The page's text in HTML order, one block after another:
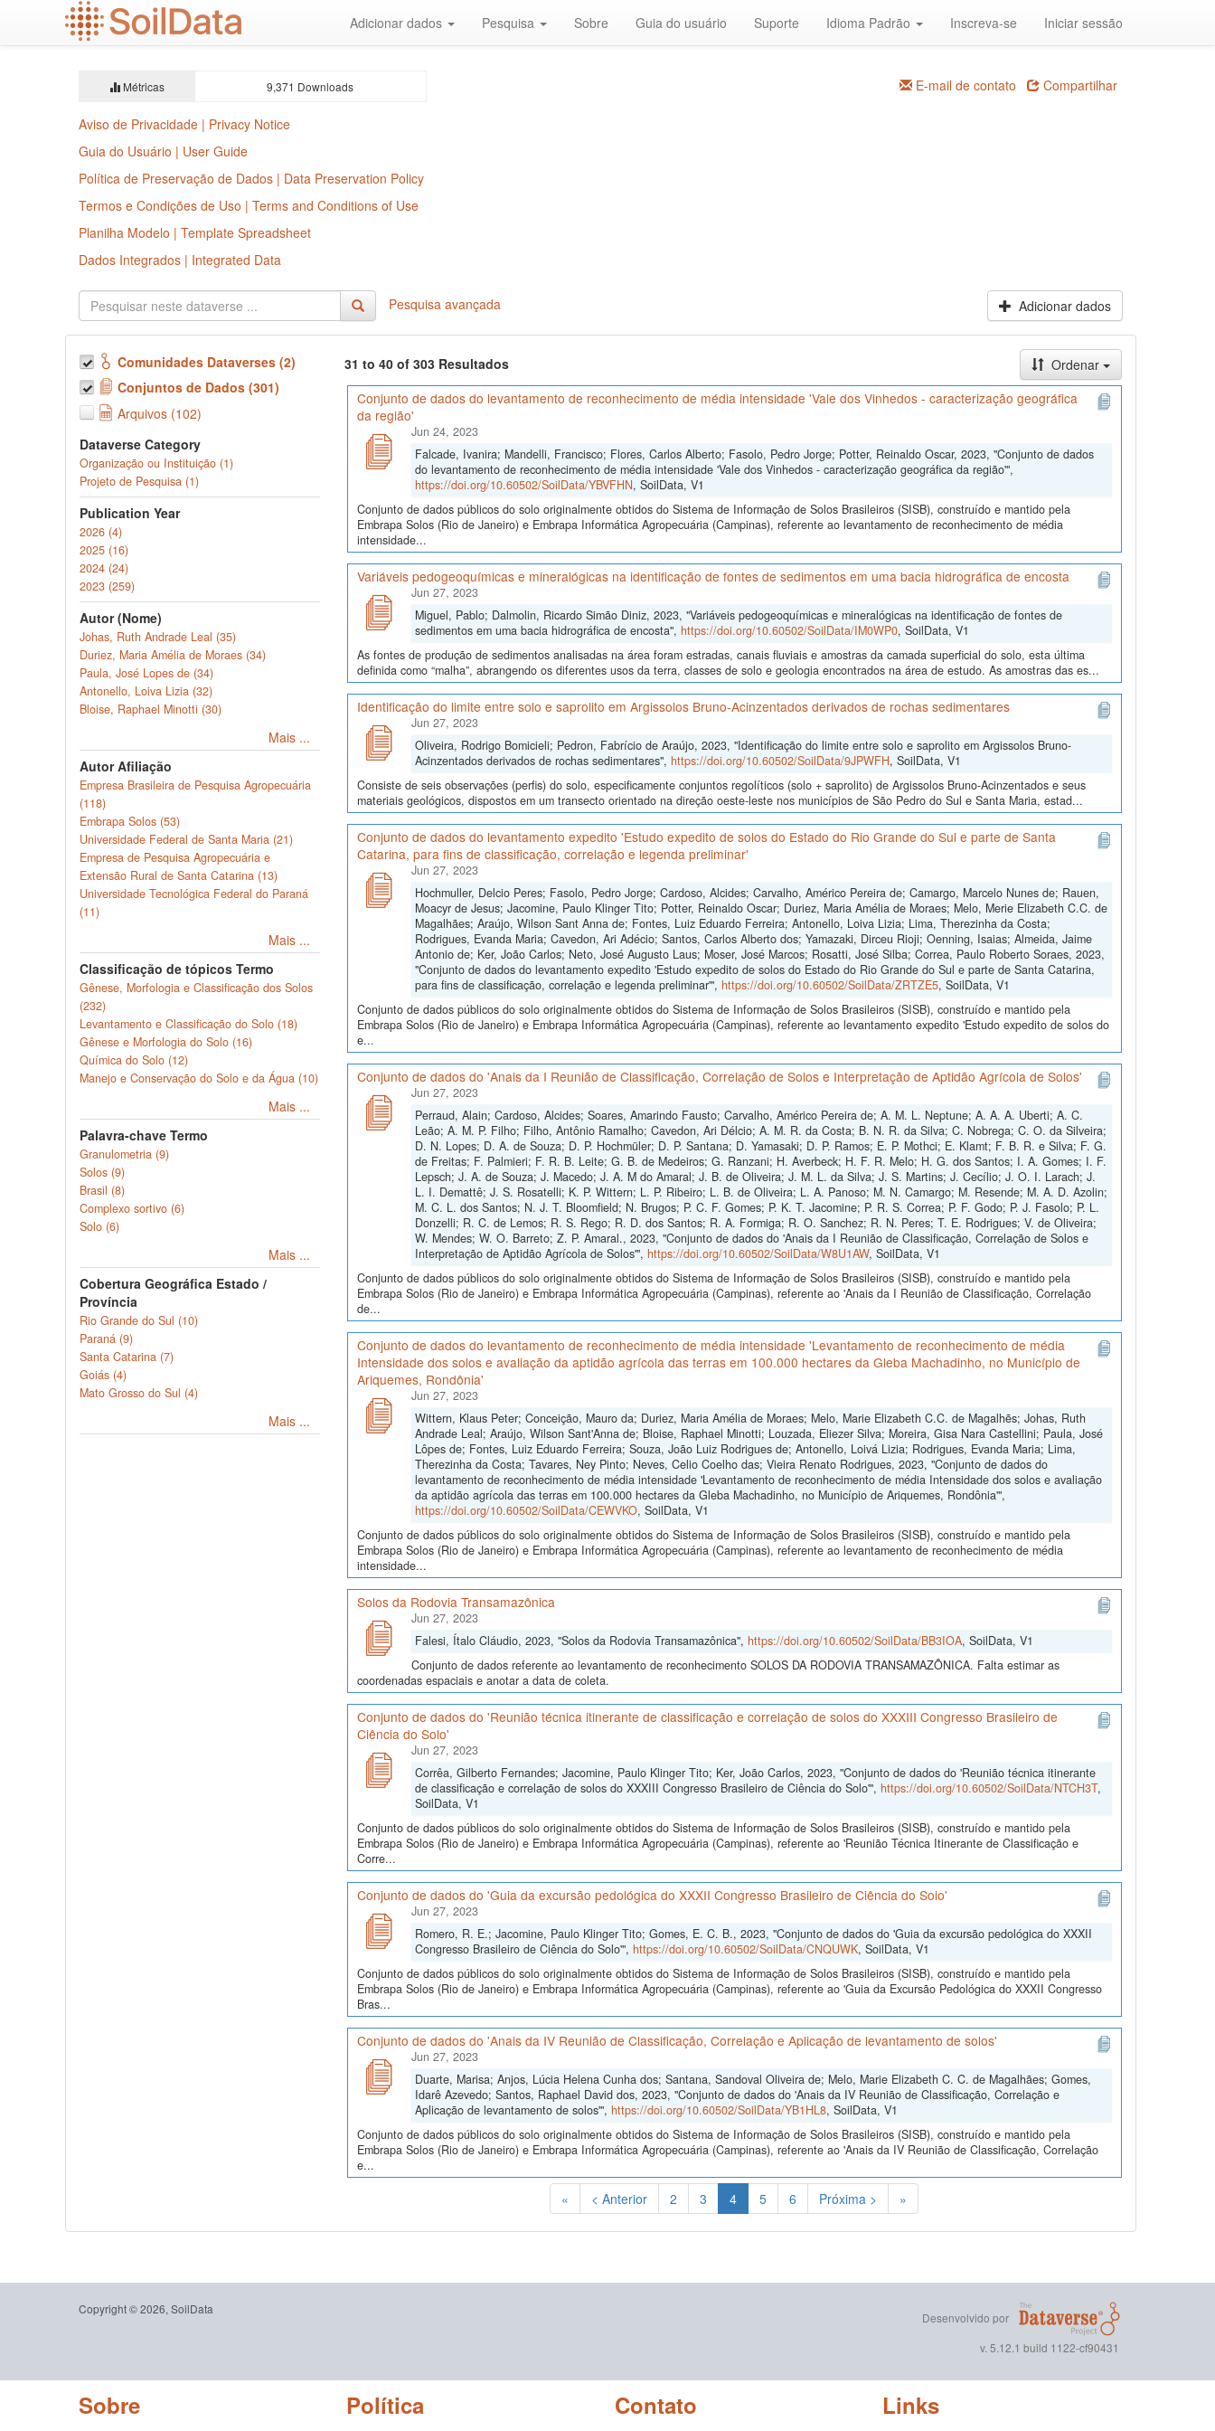
Adicionar dados Pesquisa Sobre Guia do usuário Suporte Idioma Padrão Inscreva-se Iniciar sessão
Métricas 9,371 Downloads E-mail de contato Compartilhar
Aviso de Privacidade | Privacy Notice
Guia do Usuário | User Guide
Política de Preservação de Dados | Data Preservation Policy
Termos e Condições de Uso | Terms and Conditions of Use
Planilha Modelo | Template Spreadsheet
Dados Integrados | Integrated Data
Pesquisa avançada Adicionar dados
Comunidades Dataverses (2)
Conjuntos de Dados (301)
Arquivos (102)
Dataverse Category
Organização ou Instituição (1)
Projeto de Pesquisa (1)
Publication Year
2026 (4)
2025 (16)
2024 (24)
2023 (259)
Autor (Nome)
Johas, Ruth Andrade Leal (35)
Duriez, Maria Amélia de Moraes (34)
Paula, José Lopes de (34)
Antonello, Loiva Lizia (32)
Bloise, Raphael Minotti (30)
Mais ...
Autor Afiliação
Empresa Brasileira de Pesquisa Agropecuária
(118)
Embrapa Solos (53)
Universidade Federal de Santa Maria (21)
Empresa de Pesquisa Agropecuária e
Extensão Rural de Santa Catarina (13)
Universidade Tecnológica Federal do Paraná
(11)
Mais ...
Classificação de tópicos Termo
Gênese, Morfologia e Classificação dos Solos
(232)
Levantamento e Classificação do Solo (18)
Gênese e Morfologia do Solo (16)
Química do Solo (12)
Manejo e Conservação do Solo e da Água (10)
Mais ...
Palavra-chave Termo
Granulometria (9)
Solos (9)
Brasil (8)
Complexo sortivo (6)
Solo (6)
Mais ...
Cobertura Geográfica Estado /
Província
Rio Grande do Sul (10)
Paraná (9)
Santa Catarina (7)
Goiás (4)
Mato Grosso do Sul (4)
Mais ...
31 to 40 of 303 Resultados
Ordenar
Conjunto de dados do levantamento de reconhecimento de média intensidade 'Vale dos Vinhedos - caracterização geográfica
da região'
Jun 24, 2023
Falcade, Ivanira; Mandelli, Francisco; Flores, Carlos Alberto; Fasolo, Pedro Jorge; Potter, Reinaldo Oscar, 2023, "Conjunto de dados
do levantamento de reconhecimento de média intensidade 'Vale dos Vinhedos - caracterização geográfica da região'",
https://doi.org/10.60502/SoilData/YBVFHN, SoilData, V1
Conjunto de dados públicos do solo originalmente obtidos do Sistema de Informação de Solos Brasileiros (SISB), construído e mantido pela
Embrapa Solos (Rio de Janeiro) e Embrapa Informática Agropecuária (Campinas), referente ao levantamento de reconhecimento de média
intensidade...
Variáveis pedogeoquímicas e mineralógicas na identificação de fontes de sedimentos em uma bacia hidrográfica de encosta
Jun 27, 2023
Miguel, Pablo; Dalmolin, Ricardo Simão Diniz, 2023, "Variáveis pedogeoquímicas e mineralógicas na identificação de fontes de
sedimentos em uma bacia hidrográfica de encosta", https://doi.org/10.60502/SoilData/IM0WP0, SoilData, V1
As fontes de produção de sedimentos analisadas na área foram estradas, canais fluviais e amostras da camada superficial do solo, esta última
definida como “malha”, abrangendo os diferentes usos da terra, classes de solo e geologia encontrados na área de estudo. As amostras das es...
Identificação do limite entre solo e saprolito em Argissolos Bruno-Acinzentados derivados de rochas sedimentares
Jun 27, 2023
Oliveira, Rodrigo Bomicieli; Pedron, Fabrício de Araújo, 2023, "Identificação do limite entre solo e saprolito em Argissolos Bruno-
Acinzentados derivados de rochas sedimentares", https://doi.org/10.60502/SoilData/9JPWFH, SoilData, V1
Consiste de seis observações (perfis) do solo, especificamente conjuntos regolíticos (solo + saprolito) de Argissolos Bruno-Acinzentados e seus
materiais geológicos, dispostos em um transecto orientado na direção oeste-leste nos municípios de São Pedro do Sul e Santa Maria, estad...
Conjunto de dados do levantamento expedito 'Estudo expedito de solos do Estado do Rio Grande do Sul e parte de Santa
Catarina, para fins de classificação, correlação e legenda preliminar'
Jun 27, 2023
Hochmuller, Delcio Peres; Fasolo, Pedro Jorge; Cardoso, Alcides; Carvalho, Américo Pereira de; Camargo, Marcelo Nunes de; Rauen,
Moacyr de Jesus; Jacomine, Paulo Klinger Tito; Potter, Reinaldo Oscar; Duriez, Maria Amélia de Moraes; Melo, Merie Elizabeth C.C. de
Magalhães; Araújo, Wilson Sant Anna de; Fontes, Luiz Eduardo Ferreira; Antonello, Loiva Lizia; Lima, Therezinha da Costa;
Rodrigues, Evanda Maria; Cavedon, Ari Adécio; Santos, Carlos Alberto dos; Yamazaki, Dirceu Rioji; Oenning, Isaias; Almeida, Jaime
Antonio de; Ker, João Carlos; Neto, José Augusto Laus; Moser, José Marcos; Rosatti, José Silba; Correa, Paulo Roberto Soraes, 2023,
"Conjunto de dados do levantamento expedito 'Estudo expedito de solos do Estado do Rio Grande do Sul e parte de Santa Catarina,
para fins de classificação, correlação e legenda preliminar'", https://doi.org/10.60502/SoilData/ZRTZE5, SoilData, V1
Conjunto de dados públicos do solo originalmente obtidos do Sistema de Informação de Solos Brasileiros (SISB), construído e mantido pela
Embrapa Solos (Rio de Janeiro) e Embrapa Informática Agropecuária (Campinas), referente ao levantamento expedito 'Estudo expedito de solos do
e...
Conjunto de dados do 'Anais da I Reunião de Classificação, Correlação de Solos e Interpretação de Aptidão Agrícola de Solos'
Jun 27, 2023
Perraud, Alain; Cardoso, Alcides; Soares, Amarindo Fausto; Carvalho, Américo Pereira de; A. M. L. Neptune; A. A. A. Uberti; A. C.
Leão; A. M. P. Filho; Filho, Antônio Ramalho; Cavedon, Ari Délcio; A. M. R. da Costa; B. N. R. da Silva; C. Nobrega; C. O. da Silveira;
D. N. Lopes; D. A. de Souza; D. P. Hochmüler; D. P. Santana; D. Yamasaki; D. P. Ramos; E. P. Mothci; E. Klamt; F. B. R. e Silva; F. G.
de Freitas; F. Palmieri; F. R. B. Leite; G. B. de Medeiros; G. Ranzani; H. Averbeck; H. F. R. Melo; H. G. dos Santos; I. A. Gomes; I. F.
Lepsch; J. A. de Souza; J. Macedo; J. A. M do Amaral; J. B. de Oliveira; J. M. L. da Silva; J. S. Martins; J. Cecílio; J. O. I. Larach; J.
L. I. Demattê; J. S. Rosatelli; K. P. Wittern; L. P. Ribeiro; L. B. de Oliveira; L. A. Panoso; M. N. Camargo; M. Resende; M. A. D. Azolin;
M. C. L. dos Santos; N. J. T. Bloomfield; N. Brugos; P. C. F. Gomes; P. K. T. Jacomine; P. R. S. Correa; P. F. Godo; P. J. Fasolo; P. L.
Donzelli; R. C. de Lemos; R. S. Rego; R. D. dos Santos; R. A. Formiga; R. O. Sanchez; R. N. Peres; T. E. Rodrigues; V. de Oliveira;
W. Mendes; W. O. Barreto; Z. P. Amaral., 2023, "Conjunto de dados do 'Anais da I Reunião de Classificação, Correlação de Solos e
Interpretação de Aptidão Agrícola de Solos'", https://doi.org/10.60502/SoilData/W8U1AW, SoilData, V1
Conjunto de dados públicos do solo originalmente obtidos do Sistema de Informação de Solos Brasileiros (SISB), construído e mantido pela
Embrapa Solos (Rio de Janeiro) e Embrapa Informática Agropecuária (Campinas), referente ao 'Anais da I Reunião de Classificação, Correlação
de...
Conjunto de dados do levantamento de reconhecimento de média intensidade 'Levantamento de reconhecimento de média
Intensidade dos solos e avaliação da aptidão agrícola das terras em 100.000 hectares da Gleba Machadinho, no Município de
Ariquemes, Rondônia'
Jun 27, 2023
Wittern, Klaus Peter; Conceição, Mauro da; Duriez, Maria Amélia de Moraes; Melo, Marie Elizabeth C.C. de Magalhẽs; Johas, Ruth
Andrade Leal; Araújo, Wilson Sant'Anna de; Bloise, Raphael Minotti; Louzada, Eliezer Silva; Moreira, Gisa Nara Castellini; Paula, José
Lôpes de; Fontes, Luiz Eduardo Ferreira; Souza, João Luiz Rodrigues de; Antonello, Loivá Lizia; Rodrigues, Evanda Maria; Lima,
Therezinha da Costa; Tavares, Ney Pinto; Neves, Celio Coelho das; Vieira Renato Rodrigues, 2023, "Conjunto de dados do
levantamento de reconhecimento de média intensidade 'Levantamento de reconhecimento de média Intensidade dos solos e avaliação
da aptidão agrícola das terras em 100.000 hectares da Gleba Machadinho, no Município de Ariquemes, Rondônia'",
https://doi.org/10.60502/SoilData/CEWVKO, SoilData, V1
Conjunto de dados públicos do solo originalmente obtidos do Sistema de Informação de Solos Brasileiros (SISB), construído e mantido pela
Embrapa Solos (Rio de Janeiro) e Embrapa Informática Agropecuária (Campinas), referente ao levantamento de reconhecimento de média
intensidade...
Solos da Rodovia Transamazônica
Jun 27, 2023
Falesi, Ítalo Cláudio, 2023, "Solos da Rodovia Transamazônica", https://doi.org/10.60502/SoilData/BB3IOA, SoilData, V1
Conjunto de dados referente ao levantamento de reconhecimento SOLOS DA RODOVIA TRANSAMAZÔNICA. Falta estimar as
coordenadas espaciais e anotar a data de coleta.
Conjunto de dados do 'Reunião técnica itinerante de classificação e correlação de solos do XXXIII Congresso Brasileiro de
Ciência do Solo'
Jun 27, 2023
Corrêa, Gilberto Fernandes; Jacomine, Paulo Klinger Tito; Ker, João Carlos, 2023, "Conjunto de dados do 'Reunião técnica itinerante
de classificação e correlação de solos do XXXIII Congresso Brasileiro de Ciência do Solo'", https://doi.org/10.60502/SoilData/NTCH3T,
SoilData, V1
Conjunto de dados públicos do solo originalmente obtidos do Sistema de Informação de Solos Brasileiros (SISB), construído e mantido pela
Embrapa Solos (Rio de Janeiro) e Embrapa Informática Agropecuária (Campinas), referente ao 'Reunião Técnica Itinerante de Classificação e
Corre...
Conjunto de dados do 'Guia da excursão pedológica do XXXII Congresso Brasileiro de Ciência do Solo'
Jun 27, 2023
Romero, R. E.; Jacomine, Paulo Klinger Tito; Gomes, E. C. B., 2023, "Conjunto de dados do 'Guia da excursão pedológica do XXXII
Congresso Brasileiro de Ciência do Solo'", https://doi.org/10.60502/SoilData/CNQUWK, SoilData, V1
Conjunto de dados públicos do solo originalmente obtidos do Sistema de Informação de Solos Brasileiros (SISB), construído e mantido pela
Embrapa Solos (Rio de Janeiro) e Embrapa Informática Agropecuária (Campinas), referente ao 'Guia da Excursão Pedológica do XXXII Congresso
Bras...
Conjunto de dados do 'Anais da IV Reunião de Classificação, Correlação e Aplicação de levantamento de solos'
Jun 27, 2023
Duarte, Marisa; Anjos, Lúcia Helena Cunha dos; Santana, Sandoval Oliveira de; Melo, Marie Elizabeth C. C. de Magalhães; Gomes,
Idarê Azevedo; Santos, Raphael David dos, 2023, "Conjunto de dados do 'Anais da IV Reunião de Classificação, Correlação e
Aplicação de levantamento de solos'", https://doi.org/10.60502/SoilData/YB1HL8, SoilData, V1
Conjunto de dados públicos do solo originalmente obtidos do Sistema de Informação de Solos Brasileiros (SISB), construído e mantido pela
Embrapa Solos (Rio de Janeiro) e Embrapa Informática Agropecuária (Campinas), referente ao 'Anais da IV Reunião de Classificação, Correlação
e...
« < Anterior 2 3 4(Atual)
5 6 Próxima > »
Copyright © 2026, SoilData
Desenvolvido por
v. 5.12.1 build 1122-cf90431
Sobre Política Contato Links